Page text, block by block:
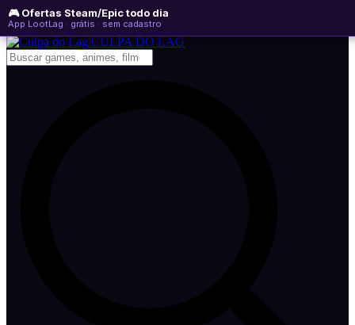
🎮 Ofertas Steam/Epic todo dia
App LootLag · grátis · sem cadastro
domingo, 09 de agosto de 2026 WhatsApp
Newsletter
CULPA DO LAG